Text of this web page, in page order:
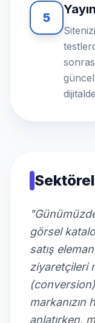
5
görsel
satış
ziyaretçileri
markanızın
anlatırken,